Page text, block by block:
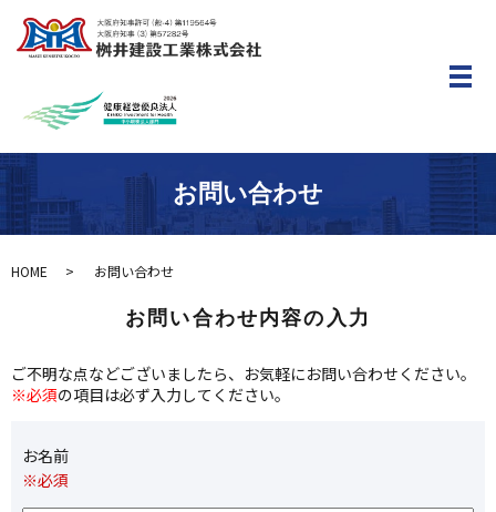
メ
お問い合わせ
HOME お問い合わせ
お問い合わせ内容の入力
ご不明な点などございましたら、お気軽にお問い合わせください。
※必須の項目は必ず入力してください。
お名前
※必須